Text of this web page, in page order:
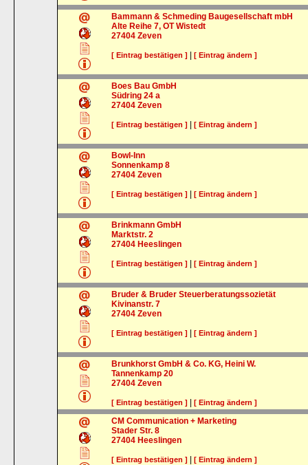
Bammann & Schmeding Baugesellschaft mbH
Alte Reihe 7, OT Wistedt
27404 Zeven
[ Eintrag bestätigen ] |[ Eintrag ändern ]
Boes Bau GmbH
Südring 24 a
27404 Zeven
[ Eintrag bestätigen ] |[ Eintrag ändern ]
Bowl-Inn
Sonnenkamp 8
27404 Zeven
[ Eintrag bestätigen ] |[ Eintrag ändern ]
Brinkmann GmbH
Marktstr. 2
27404 Heeslingen
[ Eintrag bestätigen ] |[ Eintrag ändern ]
Bruder & Bruder Steuerberatungssozietät
Kivinanstr. 7
27404 Zeven
[ Eintrag bestätigen ] |[ Eintrag ändern ]
Brunkhorst GmbH & Co. KG, Heini W.
Tannenkamp 20
27404 Zeven
[ Eintrag bestätigen ] |[ Eintrag ändern ]
CM Communication + Marketing
Stader Str. 8
27404 Heeslingen
[ Eintrag bestätigen ] |[ Eintrag ändern ]